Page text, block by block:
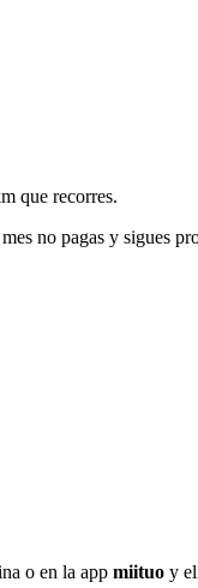
que recorres.
no pagas y sigues
o en la app miituo y